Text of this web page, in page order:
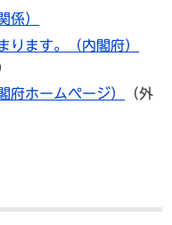
係）
ります。（内閣府）
府ホームページ）
（外